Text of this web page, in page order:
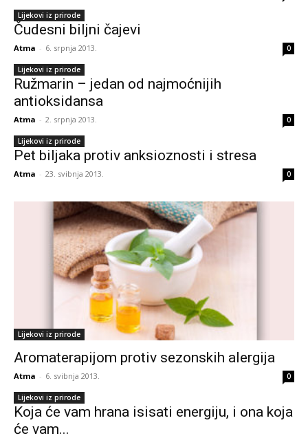
Lijekovi iz prirode
Čudesni biljni čajevi
Atma - 6. srpnja 2013. 0
Lijekovi iz prirode
Ružmarin – jedan od najmoćnijih
antioksidansa
Atma - 2. srpnja 2013. 0
Lijekovi iz prirode
Pet biljaka protiv anksioznosti i stresa
Atma - 23. svibnja 2013. 0
Lijekovi iz prirode
Aromaterapijom protiv sezonskih alergija
Atma - 6. svibnja 2013. 0
Lijekovi iz prirode
Koja će vam hrana isisati energiju, i ona koja
će vam...